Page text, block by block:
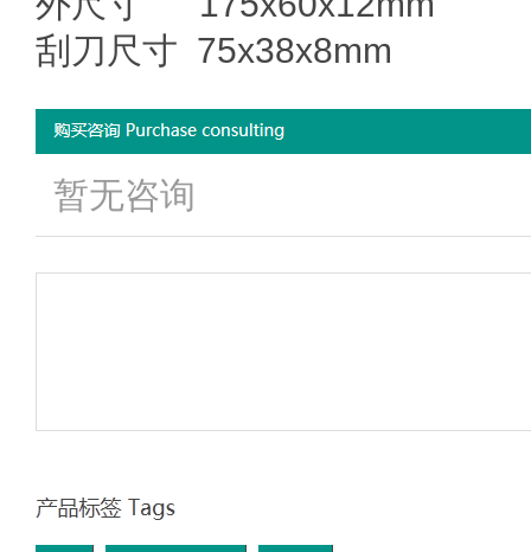
刮刀尺寸 75x38x8mm
暂无咨询